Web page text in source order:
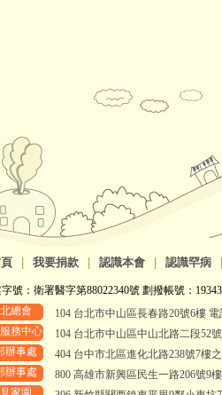
我要捐款 認識本會 認識罕病
號：衛署醫字第88022340號 劃撥帳號：
總會
104 台北市中山區長春路20號6樓 電
務中心
104 台北市中山區中山北路二段52
辦事處
404 台中市北區進化北路238號7樓
辦事處
800 高雄市新興區民生一路206號9
家園